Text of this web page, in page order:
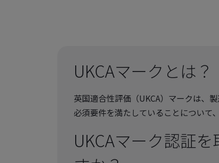
UKCAマークとは？
英国適合性評価（UKCA）マークは、
必須要件を満たしていることについて
UKCAマーク認証